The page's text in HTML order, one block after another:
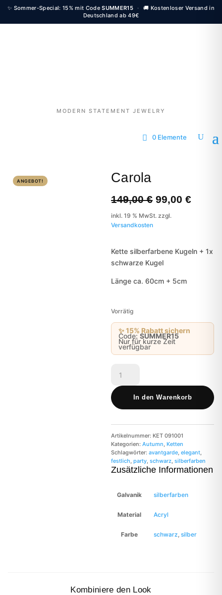
✨ Sommer-Special: 15% mit CodeSUMMER15 ·
🚚 Kostenloser Versand in
Deutschland ab 49€
MODERN STATEMENT JEWELRY
0 Elemente
ANGEBOT! Carola
149,00€
war:
99,00 €
inkl. 19 % MwSt. zzgl.
Versandkosten
Kette silberfarbene Kugeln + 1x
schwarze Kugel
Länge ca. 60cm + 5cm
Vorrätig
✨ 15% Rabatt sichern
Code:SUMMER15
Nur für kurze Zeit
verfügbar
Menge
In den Warenkorb
Artikelnummer: KET 091001
Kategorien: Autumn, Ketten
Schlagwörter: avantgarde, elegant,
festlich, party, schwarz, silberfarben
Zusätzliche Informationen
Galvanik silberfarben
Material Acryl
Farbe schwarz, silber
Kombiniere den Look